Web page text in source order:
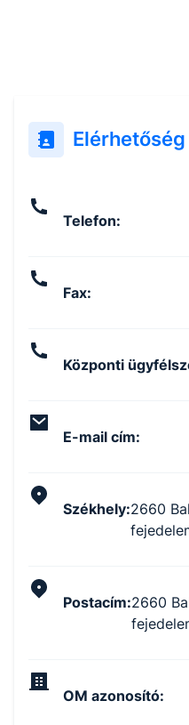
Elérhetőség
Telefon:
Fax:
Központi
E-mail cím:
Székhely:2660
Postacím:2660
OM azonosító: